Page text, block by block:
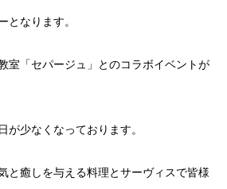
となります。
室「セパージュ」とのコラボイベントが
が少なくなっております。
と癒しを与える料理とサーヴィスで皆様